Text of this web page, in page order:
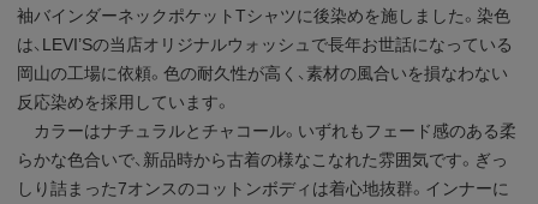
袖バインダーネックポケットTシャツに後染めを施しました。染色
は、LEVI’Sの当店オリジナルウォッシュで長年お世話になっている
岡山の工場に依頼。色の耐久性が高く、素材の風合いを損なわない
反応染めを採用しています。
カラーはナチュラルとチャコール。いずれもフェード感のある柔
らかな色合いで、新品時から古着の様なこなれた雰囲気です。ぎっ
しり詰まった7オンスのコットンボディは着心地抜群。インナーに